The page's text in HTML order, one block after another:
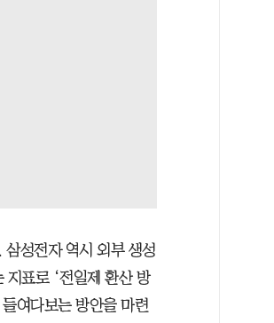
성전자 역시 외부 생성
표로 ‘전일제 환산 방
여다보는 방안을 마련